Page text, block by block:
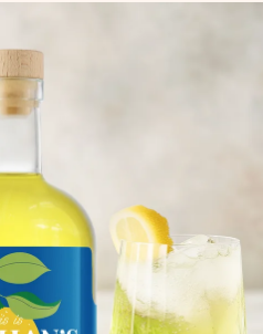
recenzí)
během několika kroků – s jejím
vzkazem, který doopravdy